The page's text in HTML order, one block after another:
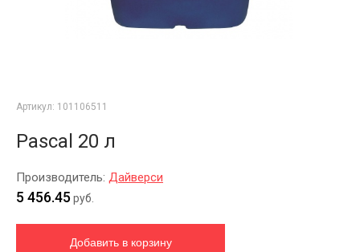
Артикул: 101106511
Pascal 20 л
Производитель: Дайверси
5 456.45руб.